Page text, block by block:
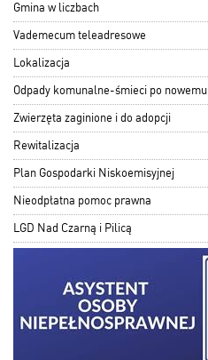
Gmina w liczbach
Vademecum teleadresowe
Lokalizacja
Odpady komunalne-śmieci po nowemu
Zwierzęta zaginione i do adopcji
Rewitalizacja
Plan Gospodarki Niskoemisyjnej
Nieodpłatna pomoc prawna
LGD Nad Czarną i Pilicą